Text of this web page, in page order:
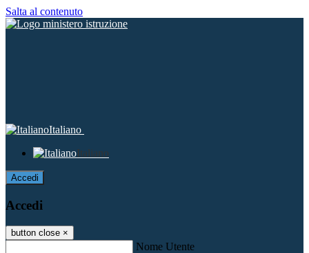
Salta al contenuto
Italiano
Italiano
Accedi
Accedi
button close ×
Nome Utente